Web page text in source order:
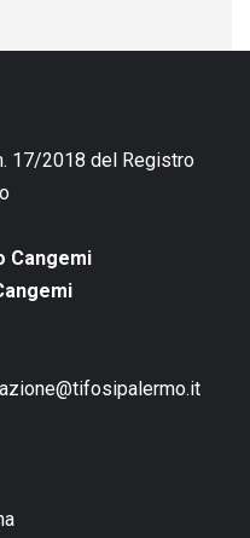
17/2018 del Registro
Cangemi